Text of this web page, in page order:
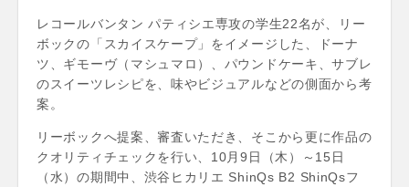
レコールバンタン パティシエ専攻の学生22名が、リー
ボックの「スカイスケープ」をイメージした、ドーナ
ツ、ギモーヴ（マシュマロ）、パウンドケーキ、サブレ
のスイーツレシピを、味やビジュアルなどの側面から考
案。
リーボックへ提案、審査いただき、そこから更に作品の
クオリティチェックを行い、10月9日（木）～15日
（水）の期間中、渋谷ヒカリエ ShinQs B2 ShinQsフ